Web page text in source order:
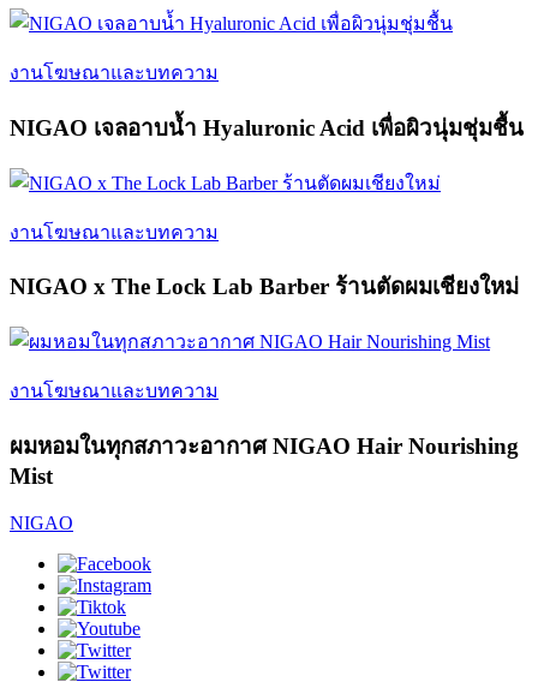
งานโฆษณาและบทความ
NIGAO เจลอาบน้ำ Hyaluronic Acid เพื่อผิวนุ่มชุ่มชื้น
งานโฆษณาและบทความ
NIGAO x The Lock Lab Barber ร้านตัดผมเชียงใหม่
งานโฆษณาและบทความ
ผมหอมในทุกสภาวะอากาศ NIGAO Hair Nourishing
Mist
NIGAO